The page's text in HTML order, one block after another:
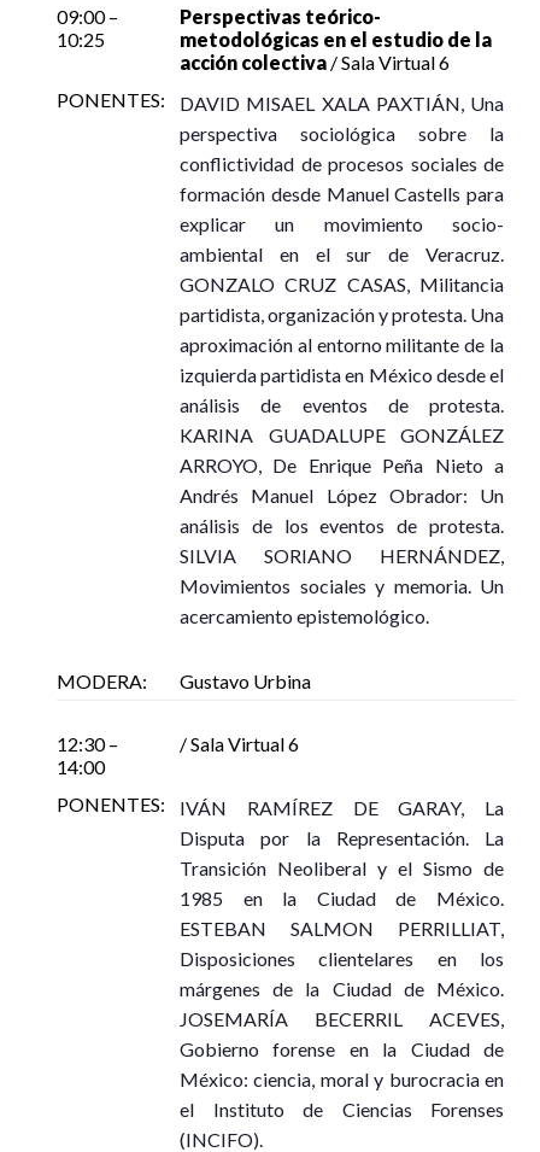
09:00 –
10:25
Perspectivas teórico-
metodológicas en el estudio de la
acción colectiva / Sala Virtual 6
PONENTES:
DAVID MISAEL XALA PAXTIÁN, Una
perspectiva sociológica sobre la
conflictividad de procesos sociales de
formación desde Manuel Castells para
explicar un movimiento socio-
ambiental en el sur de Veracruz.
GONZALO CRUZ CASAS, Militancia
partidista, organización y protesta. Una
aproximación al entorno militante de la
izquierda partidista en México desde el
análisis de eventos de protesta.
KARINA GUADALUPE GONZÁLEZ
ARROYO, De Enrique Peña Nieto a
Andrés Manuel López Obrador: Un
análisis de los eventos de protesta.
SILVIA SORIANO HERNÁNDEZ,
Movimientos sociales y memoria. Un
acercamiento epistemológico.
MODERA: Gustavo Urbina
12:30 –
14:00
/ Sala Virtual 6
PONENTES:
IVÁN RAMÍREZ DE GARAY, La
Disputa por la Representación. La
Transición Neoliberal y el Sismo de
1985 en la Ciudad de México.
ESTEBAN SALMON PERRILLIAT,
Disposiciones clientelares en los
márgenes de la Ciudad de México.
JOSEMARÍA BECERRIL ACEVES,
Gobierno forense en la Ciudad de
México: ciencia, moral y burocracia en
el Instituto de Ciencias Forenses
(INCIFO).